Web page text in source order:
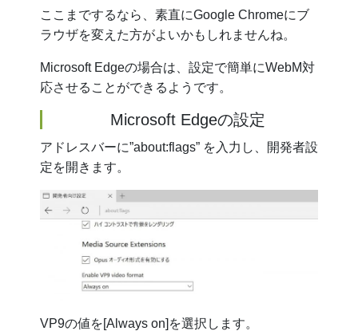
ここまでするなら、素直にGoogle Chromeにブ
ラウザを変えた方がよいかもしれませんね。
Microsoft Edgeの場合は、設定で簡単にWebM対
応させることができるようです。
Microsoft Edgeの設定
アドレスバーに”about:flags” を入力し、開発者設
定を開きます。
VP9の値を[Always on]を選択します。